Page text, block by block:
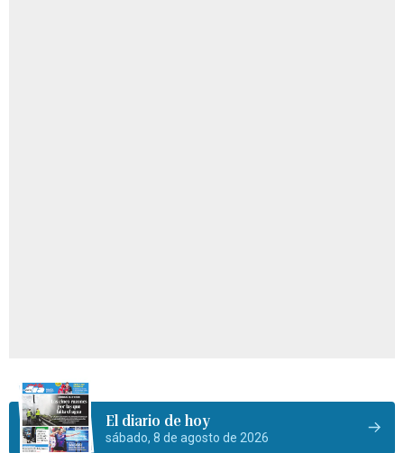
El diario de hoy
sábado, 8 de agosto de 2026